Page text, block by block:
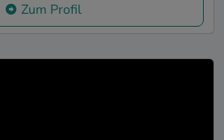
Zum Profil